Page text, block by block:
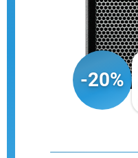
-20%